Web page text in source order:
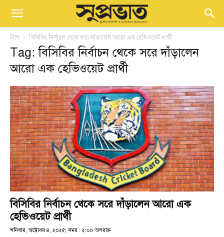
ট্যাগ বিসিবির নির্বাচন থেকে সরে দাঁড়ালেন আরো এক হেভিওয়েট প্রার্থী
Tag: বিসিবির নির্বাচন থেকে সরে দাঁড়ালেন
আরো এক হেভিওয়েট প্রার্থী
বিসিবির নির্বাচন থেকে সরে দাঁড়ালেন আরো এক
হেভিওয়েট প্রার্থী
শনিবার, অক্টোবর ৪, ২০২৫; সময় : ২:০৮ অপরাহ্ণ